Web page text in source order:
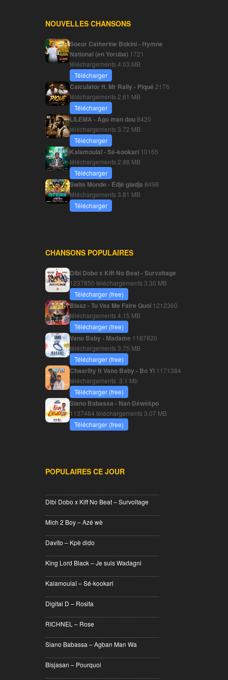
NOUVELLES CHANSONS
Soeur Catherine Bokini - Hymne
National (en Yoruba) 1721
téléchargements4.03 MB
Télécharger
Calculator ft. Mr Rally - Piqué 2176
téléchargements 2.61 MB
Télécharger
LILEMA - Ago man dou8420
téléchargements3.72 MB
Télécharger
Kalamoulaï - Sé-kookari 10165
téléchargements 2.88 MB
Télécharger
Swite Monde - Édjè gladja 8498
téléchargements3.81 MB
Télécharger
CHANSONS POPULAIRES
Dibi Dobo x Kiff No Beat - Survoltage
1237850 téléchargements3.30 MB
Télécharger (free)
Blaaz - Tu Vas Me Faire Quoi 1212360
téléchargements4.15 MB
Télécharger (free)
Vano Baby - Madame 1187820
téléchargements3.75 MB
Télécharger (free)
Chaarlity ft Vano Baby - Bo Yi 1171384
téléchargements 3.1 Mb
Télécharger (free)
Siano Babassa - Nan Déwékpo
1137464 téléchargements3.07 MB
Télécharger (free)
POPULAIRES CE JOUR
Dibi Dobo x Kiff No Beat – Survoltage
Mich 2 Boy – Azé wè
Davito – Kpè dido
King Lord Black – Je suis Wadagni
Kalamoulaï – Sé-kookari
Digital D – Rosita
RICHNEL – Rose
Siano Babassa – Agban Man Wa
Bisjasan – Pourquoi